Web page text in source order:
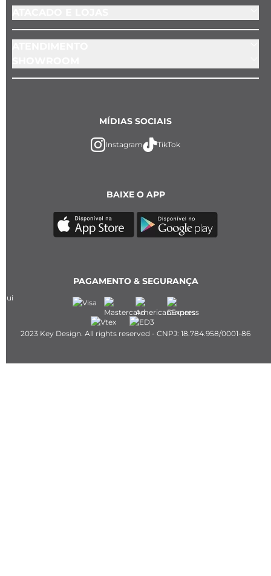
BAIXE O APP
MÍDIAS SOCIAIS
Instagram TikTok
PAGAMENTO & SEGURANÇA
2023 Key Design. All rights reserved - CNPJ: 18.784.958/0001-86